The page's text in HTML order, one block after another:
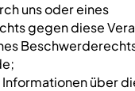
uns oder eines
gegen diese
über